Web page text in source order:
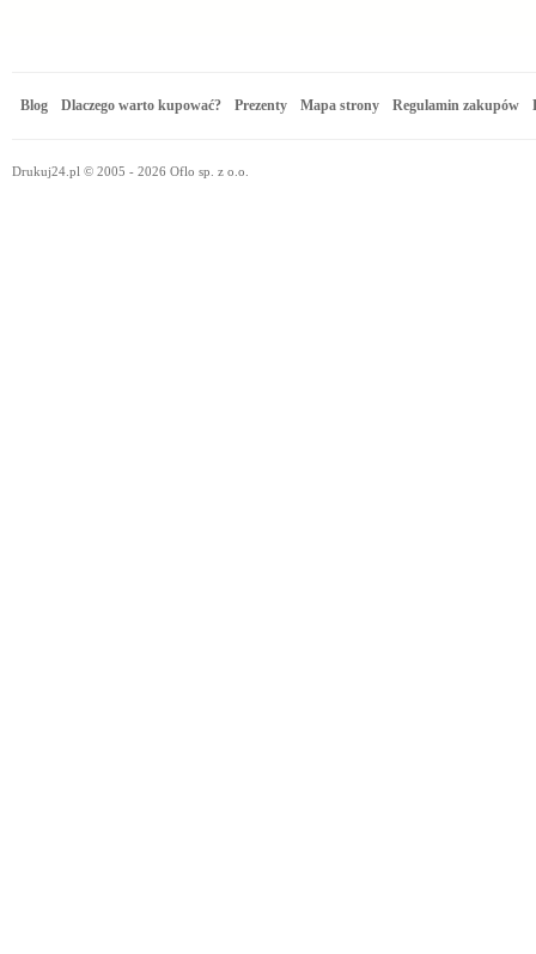
Blog Dlaczego warto kupować? Prezenty Mapa strony Regulamin zakupów
Drukuj24.pl © 2005 - 2026 Oflo sp. z o.o.